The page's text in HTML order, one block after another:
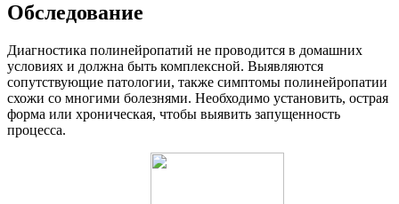
Обследование
Диагностика полинейропатий не проводится в домашних
условиях и должна быть комплексной. Выявляются
сопутствующие патологии, также симптомы полинейропатии
схожи со многими болезнями. Необходимо установить, острая
форма или хроническая, чтобы выявить запущенность
процесса.